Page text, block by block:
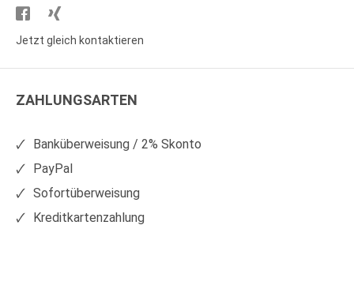
Besuchen
Sie
auf
Sie
auf
Jetzt gleich kontaktieren
ZAHLUNGSARTEN
Banküberweisung / 2% Skonto
PayPal
Sofortüberweisung
Kreditkartenzahlung